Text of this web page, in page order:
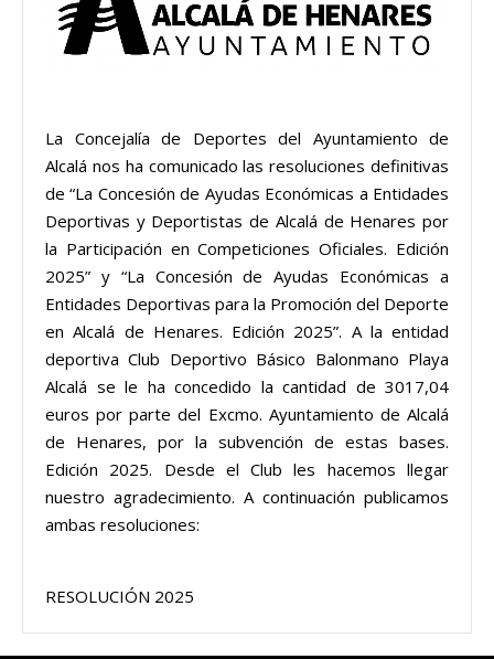
La Concejalía de Deportes del Ayuntamiento de
Alcalá nos ha comunicado las resoluciones definitivas
de “La Concesión de Ayudas Económicas a Entidades
Deportivas y Deportistas de Alcalá de Henares por
la Participación en Competiciones Oficiales. Edición
2025” y “La Concesión de Ayudas Económicas a
Entidades Deportivas para la Promoción del Deporte
en Alcalá de Henares. Edición 2025”. A la entidad
deportiva Club Deportivo Básico Balonmano Playa
Alcalá se le ha concedido la cantidad de 3017,04
euros por parte del Excmo. Ayuntamiento de Alcalá
de Henares, por la subvención de estas bases.
Edición 2025. Desde el Club les hacemos llegar
nuestro agradecimiento. A continuación publicamos
ambas resoluciones:
RESOLUCIÓN 2025